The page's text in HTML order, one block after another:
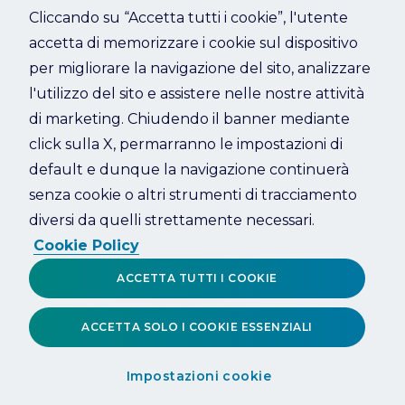
Refresh
Cliccando su “Accetta tutti i cookie”, l'utente
accetta di memorizzare i cookie sul dispositivo
per migliorare la navigazione del sito, analizzare
l'utilizzo del sito e assistere nelle nostre attività
di marketing. Chiudendo il banner mediante
click sulla X, permarranno le impostazioni di
default e dunque la navigazione continuerà
senza cookie o altri strumenti di tracciamento
diversi da quelli strettamente necessari.
Cookie Policy
Impostazioni cookie
ACCETTA SOLO I COOKIE ESSENZIALI
ACCETTA TUTTI I COOKIE